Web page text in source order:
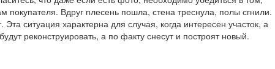
покупателя. Вдруг плесень пошла, стена треснула, полы сгнили.
ситуация характерна для случая, когда интересен участок, а
реконструировать, а по факту снесут и построят новый.